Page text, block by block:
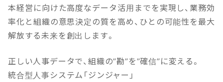
本経営に向けた高度なデータ活用までを実現し、業務効
率化と組織の意思決定の質を高め、ひとの可能性を最大
解放する未来を創出します。
正しい人事データで、組織の”勘”を”確信”に変える。
統合型人事システム「ジンジャー」